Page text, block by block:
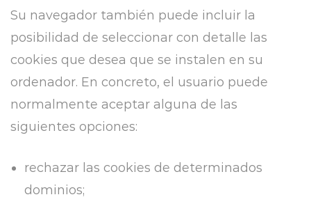
Su navegador también puede incluir la
posibilidad de seleccionar con detalle las
cookies que desea que se instalen en su
ordenador. En concreto, el usuario puede
normalmente aceptar alguna de las
siguientes opciones:
rechazar las cookies de determinados
dominios;